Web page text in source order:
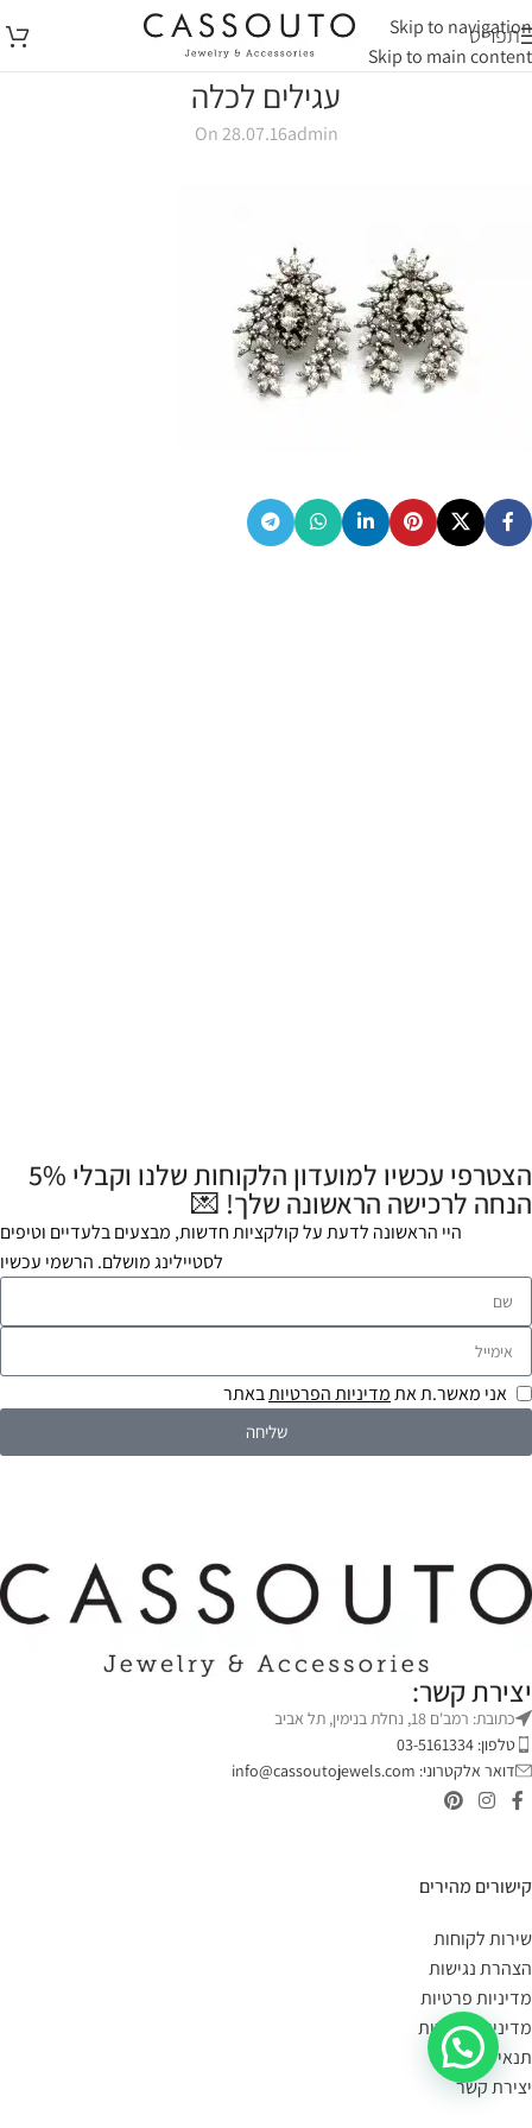
Skip to navigation
Skip to main content
תפריט
עגילים לכלה
admin
On 28.07.16
הצטרפי עכשיו למועדון הלקוחות שלנו וקבלי 5%
הנחה לרכישה הראשונה שלך! 💌
היי הראשונה לדעת על קולקציות חדשות, מבצעים בלעדיים וטיפים
לסטיילינג מושלם. הרשמי עכשיו
אני מאשר.ת אתמדיניות הפרטיותבאתר
שליחה
יצירת קשר:
כתובת: רמב'ם 18, נחלת בנימין, תל אביב
טלפון: 03-5161334
דואר אלקטרוני: info@cassoutojewels.com
קישורים מהירים
שירות לקוחות
הצהרת נגישות
מדיניות פרטיות
מדיניות החזרות
תנאי שימוש
יצירת קשר